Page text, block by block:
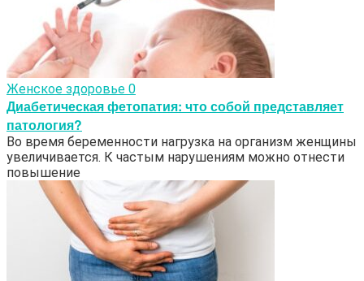
Женское здоровье 0
Диабетическая фетопатия: что собой представляет
патология?
Во время беременности нагрузка на организм женщины
увеличивается. К частым нарушениям можно отнести
повышение